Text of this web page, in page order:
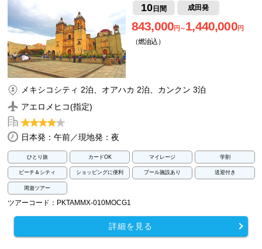
10日間 成田発
843,000円～1,440,000円
（燃油込）
メキシコシティ 2泊、オアハカ 2泊、カンクン 3泊
アエロメヒコ(指定)
日本発：午前／現地発：夜
ひとり旅 カードOK マイレージ 学割
ビーチ＆シティ ショッピングに便利 プール施設あり 送迎付き
周遊ツアー
ツアーコード：PKTAMMX-010MOCG1
詳細を見る